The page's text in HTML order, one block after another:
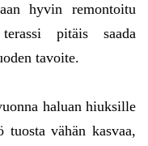
hyvin remontoitu
pitäis saada
tavoite.
haluan hiuksille
vähän kasvaa,